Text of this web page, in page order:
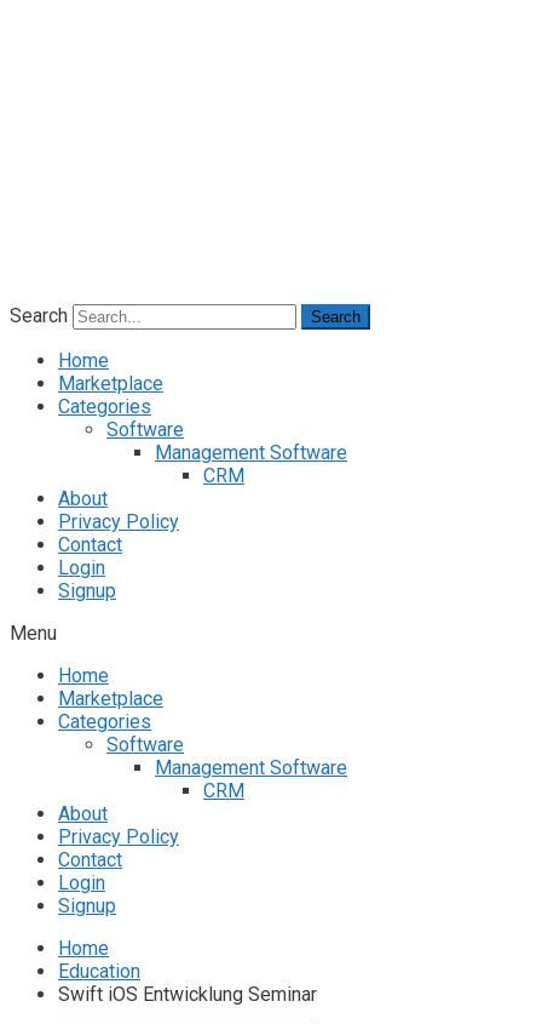
Search Search
Home
Marketplace
Categories
Software
Management Software
CRM
About
Privacy Policy
Contact
Login
Signup
Menu
Home
Marketplace
Categories
Software
Management Software
CRM
About
Privacy Policy
Contact
Login
Signup
Home
Education
Swift iOS Entwicklung Seminar